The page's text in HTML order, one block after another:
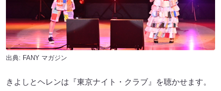
出典: FANY マガジン
きよしとヘレンは『東京ナイト・クラブ』を聴かせます。